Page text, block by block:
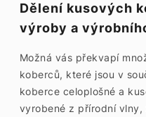
Dělení kusových
výroby a
Možná vás překvapí
koberců, které jsou v
koberce celoplošné a
vyrobené z přírodní